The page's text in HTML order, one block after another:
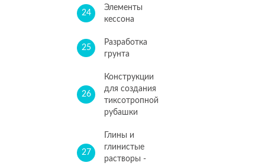
24
Элементы
кессона
25
Разработка
грунта
26
Конструкции
для создания
тиксотропной
рубашки
27
Глины и
глинистые
растворы -